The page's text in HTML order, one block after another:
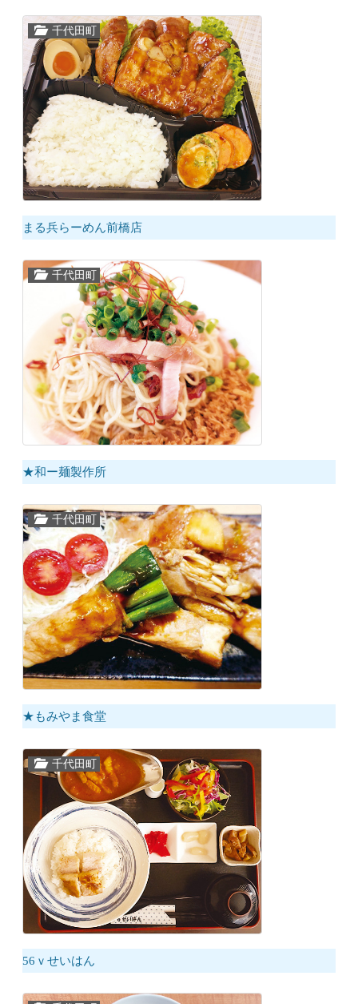
千代田町
まる兵らーめん前橋店
千代田町
★和ー麺製作所
千代田町
★もみやま食堂
千代田町
56ｖせいはん